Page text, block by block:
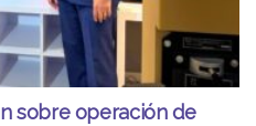
sobre operación de